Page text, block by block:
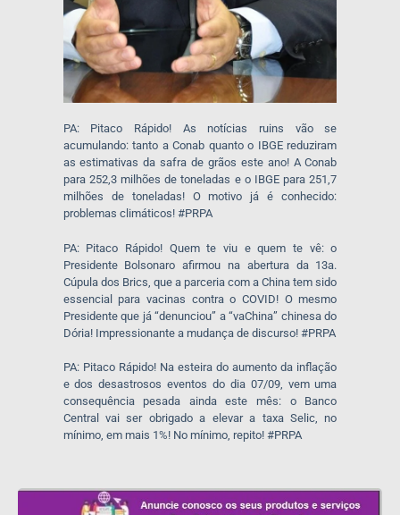
PA: Pitaco Rápido! As notícias ruins vão se
acumulando: tanto a Conab quanto o IBGE reduziram
as estimativas da safra de grãos este ano! A Conab
para 252,3 milhões de toneladas e o IBGE para 251,7
milhões de toneladas! O motivo já é conhecido:
problemas climáticos! #PRPA
PA: Pitaco Rápido! Quem te viu e quem te vê: o
Presidente Bolsonaro afirmou na abertura da 13a.
Cúpula dos Brics, que a parceria com a China tem sido
essencial para vacinas contra o COVID! O mesmo
Presidente que já “denunciou” a “vaChina” chinesa do
Dória! Impressionante a mudança de discurso! #PRPA
PA: Pitaco Rápido! Na esteira do aumento da inflação
e dos desastrosos eventos do dia 07/09, vem uma
consequência pesada ainda este mês: o Banco
Central vai ser obrigado a elevar a taxa Selic, no
mínimo, em mais 1%! No mínimo, repito! #PRPA